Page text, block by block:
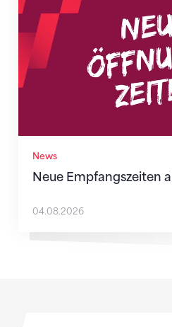
News
Neue Empfangszeiten
04.08.2026